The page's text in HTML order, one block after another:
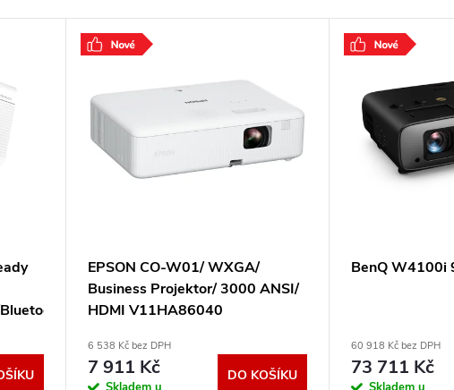
casting
EPSON CO-W01/ WXGA/
Business Projektor/ 3000 ANSI/
HDMI V11HA86040
6 538 Kč bez DPH
7 911 Kč DO KOŠÍKU
BenQ W4100i
60 918 Kč bez DPH
73 711 Kč